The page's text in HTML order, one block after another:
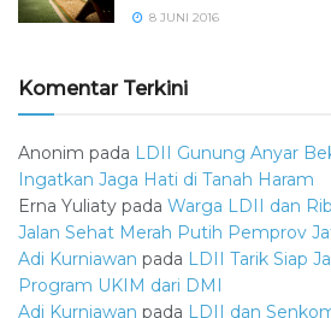
8 JUNI 2016
Komentar Terkini
Anonim pada LDII Gunung Anyar
Ingatkan Jaga Hati di Tanah Haram
Erna Yuliaty pada Warga LDII dan
Jalan Sehat Merah Putih Pemprov
Adi Kurniawan pada LDII Tarik Siap
Program UKIM dari DMI
Adi Kurniawan pada LDII dan